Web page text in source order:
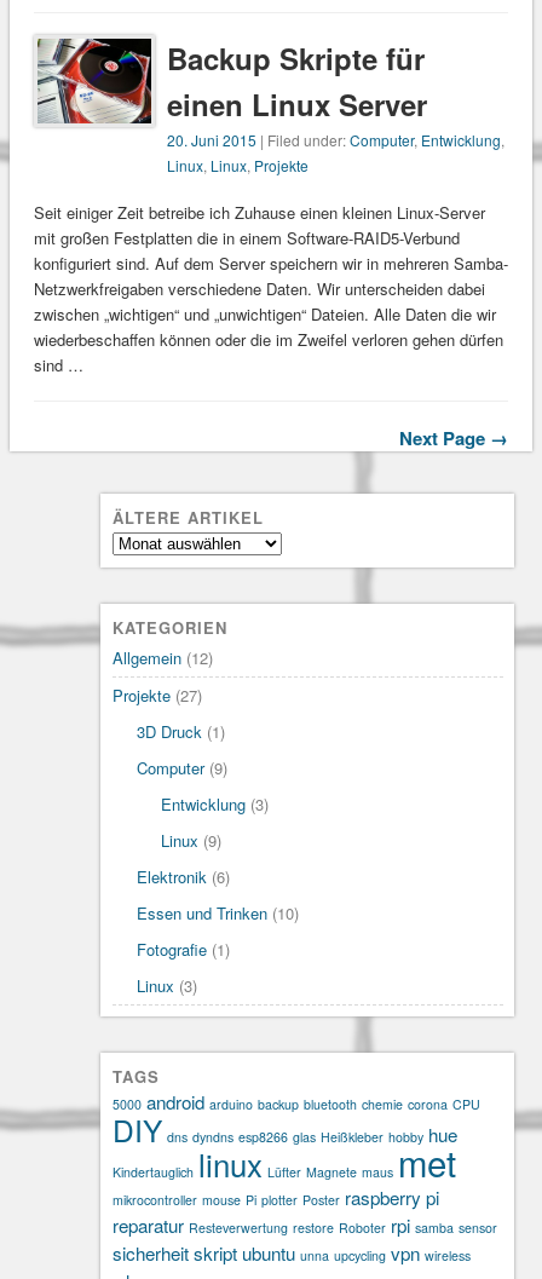
Backup Skripte für
einen Linux Server
20. Juni 2015 | Filed under:Computer, Entwicklung,
Linux, Linux, Projekte
Seit einiger Zeit betreibe ich Zuhause einen kleinen Linux-Server
mit großen Festplatten die in einem Software-RAID5-Verbund
konfiguriert sind. Auf dem Server speichern wir in mehreren Samba-
Netzwerkfreigaben verschiedene Daten. Wir unterscheiden dabei
zwischen „wichtigen“ und „unwichtigen“ Dateien. Alle Daten die wir
wiederbeschaffen können oder die im Zweifel verloren gehen dürfen
sind …
Next Page →
ÄLTERE ARTIKEL
Ältere
Artikel
KATEGORIEN
Allgemein(12)
Projekte(27)
3D Druck (1)
Computer(9)
Entwicklung(3)
Linux (9)
Elektronik (6)
Essen und Trinken(10)
Fotografie(1)
Linux (3)
TAGS
5000 android arduino backup bluetooth chemie corona CPU
DIY dns dyndns esp8266 glas Heißkleber hobby hue
Kindertauglich linux Lüfter Magnete maus met
mikrocontroller mouse Pi plotter Poster raspberry pi
reparatur Resteverwertung restore Roboter rpi samba sensor
sicherheit skript ubuntu unna upcycling vpn wireless